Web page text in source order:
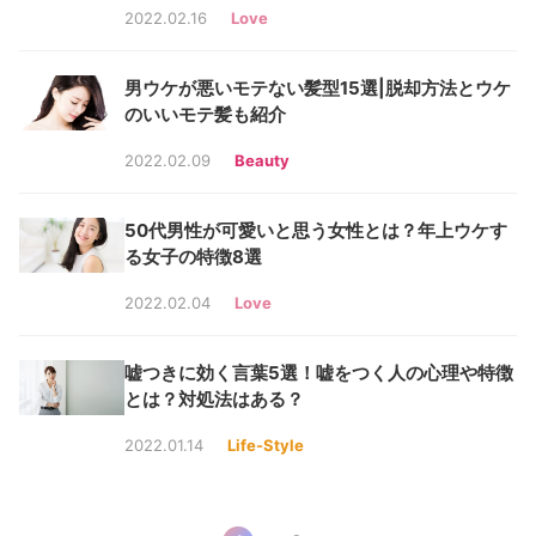
2022.02.16 Love
男ウケが悪いモテない髪型15選|脱却方法とウケ
のいいモテ髪も紹介
2022.02.09 Beauty
50代男性が可愛いと思う女性とは？年上ウケす
る女子の特徴8選
2022.02.04 Love
嘘つきに効く言葉5選！嘘をつく人の心理や特徴
とは？対処法はある？
2022.01.14 Life-Style